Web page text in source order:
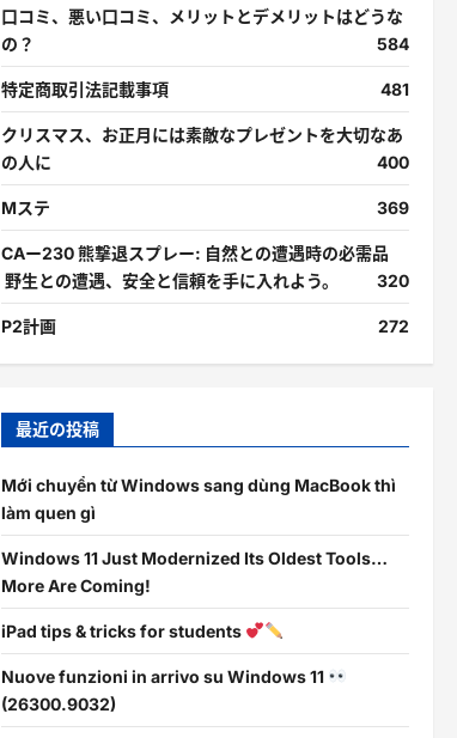
口コミ、悪い口コミ、メリットとデメリットはどうな
の？
584
特定商取引法記載事項 481
クリスマス、お正月には素敵なプレゼントを大切なあ
の人に
400
Mステ 369
CAー230 熊撃退スプレー: 自然との遭遇時の必需品
野生との遭遇、安全と信頼を手に入れよう。
320
P2計画 272
最近の投稿
Mới chuyển từ Windows sang dùng MacBook thì
làm quen gì
Windows 11 Just Modernized Its Oldest Tools…
More Are Coming!
iPad tips & tricks for students
Nuove funzioni in arrivo su Windows 11
(26300.9032)